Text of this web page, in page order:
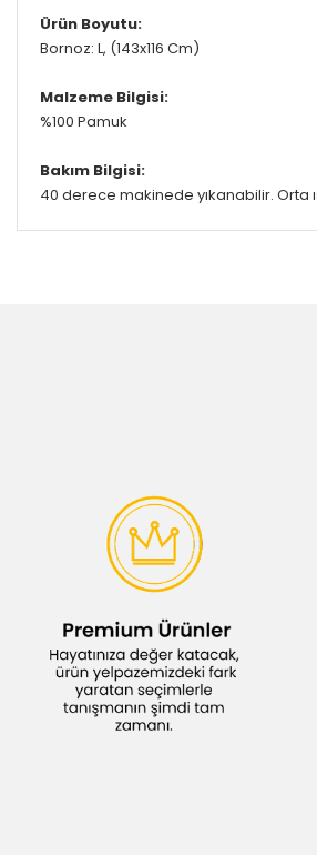
Ürün Boyutu:
Bornoz: L, (143x116 Cm)
Malzeme Bilgisi:
%100 Pamuk
Bakım Bilgisi:
40 derece makinede yıkanabilir. Orta